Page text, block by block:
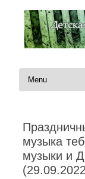
Перейти к
музыка
музыки и